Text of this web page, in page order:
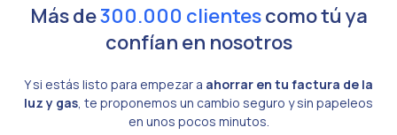
Más de300.000 clientescomo tú ya
confían en nosotros
Y si estás listo para empezar a ahorrar en tu factura de la
luz y gas, te proponemos un cambio seguro y sin papeleos
en unos pocos minutos.